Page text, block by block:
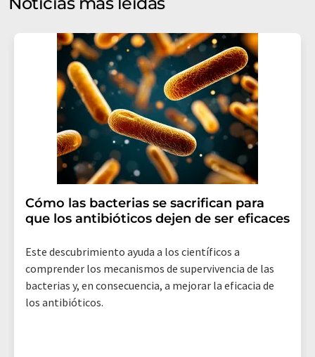
mercado y opinión. Puede revocar en todo momento su
de indicar los motivos informando por correo postal a
LUMITOS AG, Ernst-Augustin-Str. 2, 12489 Berlín
(Alemania) o por correo electrónico a
revoke@lumitos.com . Además, en cada correo
electrónico se incluye un enlace para anular la
suscripción al boletín informativo correspondiente.
Cómo las bacterias se sacrifican para
que los antibióticos dejen de ser eficaces
Este descubrimiento ayuda a los científicos a
comprender los mecanismos de supervivencia de las
bacterias y, en consecuencia, a mejorar la eficacia de
los antibióticos.